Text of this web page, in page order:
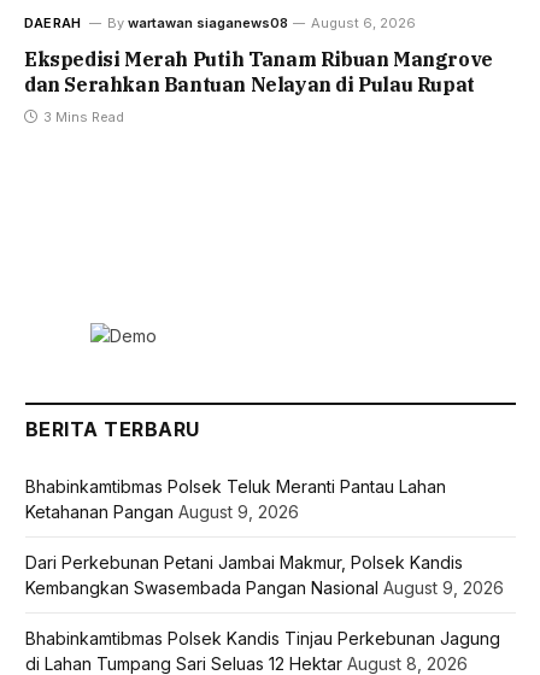
DAERAH By wartawan siaganews08 August 6, 2026
Ekspedisi Merah Putih Tanam Ribuan Mangrove
dan Serahkan Bantuan Nelayan di Pulau Rupat
3 Mins Read
BERITA TERBARU
Bhabinkamtibmas Polsek Teluk Meranti Pantau Lahan
Ketahanan Pangan August 9, 2026
Dari Perkebunan Petani Jambai Makmur, Polsek Kandis
Kembangkan Swasembada Pangan Nasional August 9, 2026
Bhabinkamtibmas Polsek Kandis Tinjau Perkebunan Jagung
di Lahan Tumpang Sari Seluas 12 Hektar August 8, 2026